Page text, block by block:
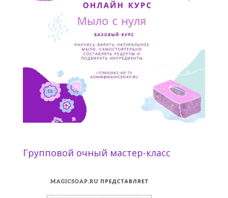
Групповой очный мастер-класс